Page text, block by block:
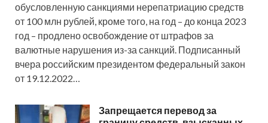
обусловленную санкциями нерепатриацию средств
от 100 млн рублей, кроме того, на год – до конца 2023
год – продлено освобождение от штрафов за
валютные нарушения из-за санкций. Подписанный
вчера российским президентом федеральный закон
от 19.12.2022…
Запрещается перевод за